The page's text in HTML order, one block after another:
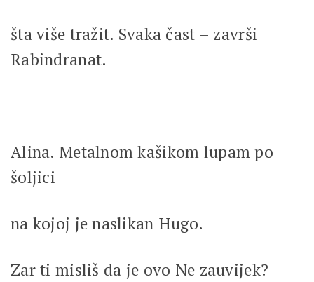
šta više tražit. Svaka čast – završi
Rabindranat.
Alina. Metalnom kašikom lupam po
šoljici
na kojoj je naslikan Hugo.
Zar ti misliš da je ovo Ne zauvijek?